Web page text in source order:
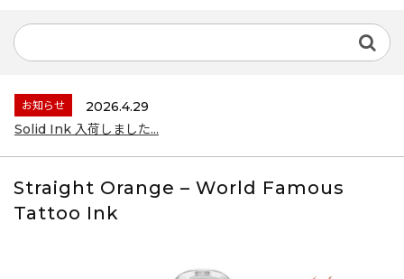
お知らせ
2026.4.29
Solid Ink 入荷しました...
Straight Orange – World Famous
Tattoo Ink